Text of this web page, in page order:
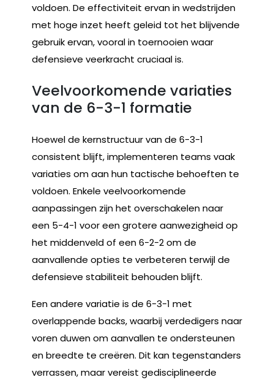
voldoen. De effectiviteit ervan in wedstrijden
met hoge inzet heeft geleid tot het blijvende
gebruik ervan, vooral in toernooien waar
defensieve veerkracht cruciaal is.
Veelvoorkomende variaties
van de 6-3-1 formatie
Hoewel de kernstructuur van de 6-3-1
consistent blijft, implementeren teams vaak
variaties om aan hun tactische behoeften te
voldoen. Enkele veelvoorkomende
aanpassingen zijn het overschakelen naar
een 5-4-1 voor een grotere aanwezigheid op
het middenveld of een 6-2-2 om de
aanvallende opties te verbeteren terwijl de
defensieve stabiliteit behouden blijft.
Een andere variatie is de 6-3-1 met
overlappende backs, waarbij verdedigers naar
voren duwen om aanvallen te ondersteunen
en breedte te creëren. Dit kan tegenstanders
verrassen, maar vereist gedisciplineerde